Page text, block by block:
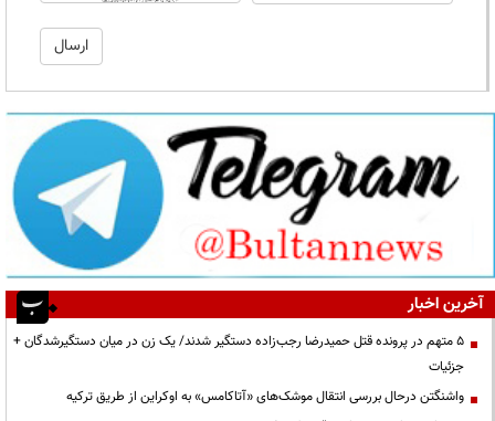
آخرین اخبار
۵ متهم در پرونده قتل حمیدرضا رجب‌زاده دستگیر شدند/ یک زن در میان دستگیرشدگان +
جزئیات
واشنگتن درحال بررسی انتقال موشک‌های «آتاکامس» به اوکراین از طریق ترکیه